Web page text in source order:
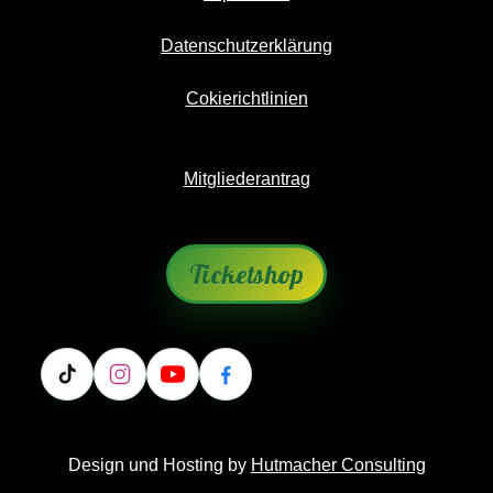
Datenschutzerklärung
Cokierichtlinien
Mitgliederantrag
Ticketshop
Design und Hosting by Hutmacher Consulting